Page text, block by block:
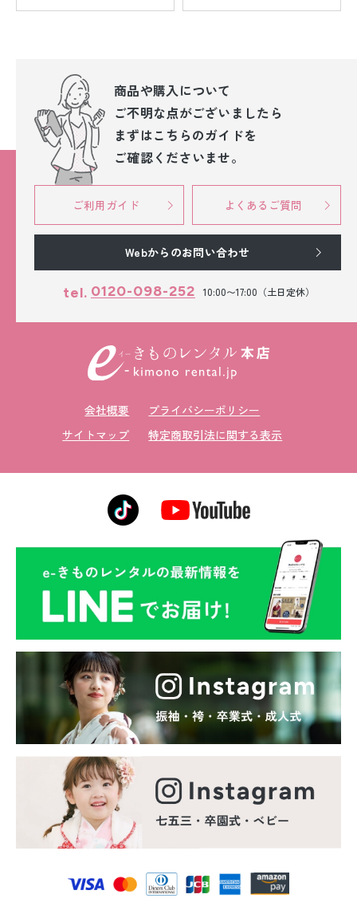
商品や購入について
ご不明な点がございましたら
まずはこちらのガイドを
ご確認くださいませ。
ご利用ガイド よくあるご質問
Webからのお問い合わせ
tel. 0120-098-252 10:00〜17:00（土日定休）
会社概要
プライバシーポリシー
サイトマップ
特定商取引法に関する表示